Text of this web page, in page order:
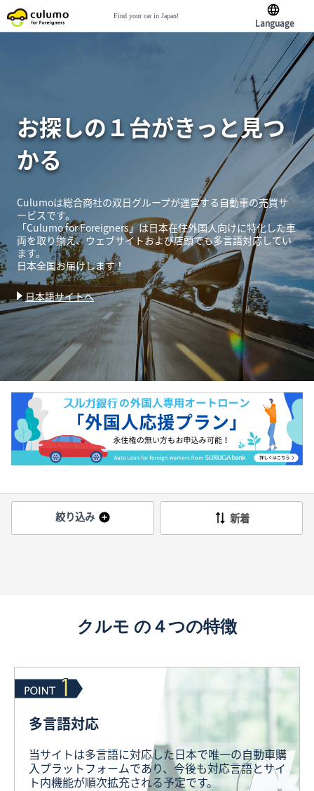
Find your car in Japan!
Language
お探しの１台がきっと見つ
かる
Culumoは総合商社の双日グループが運営する自動車の売買サ
ービスです。
「Culumo for Foreigners」は日本在住外国人向けに特化した車
両を取り揃え、ウェブサイトおよび店頭でも多言語対応してい
ます。
日本全国お届けします！
日本語サイトへ
絞り込み 新着
クルモ の４つの特徴
多言語対応
当サイトは多言語に対応した日本で唯一の自動車購
入プラットフォームであり、今後も対応言語とサイ
ト内機能が順次拡充される予定です。